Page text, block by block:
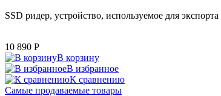
SSD ридер, устройство, используемое для
10 890 P
В корзину
В избранное
К сравнению
Самые продаваемые товары